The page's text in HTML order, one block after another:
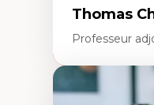
Thomas
Professeur
Expertises